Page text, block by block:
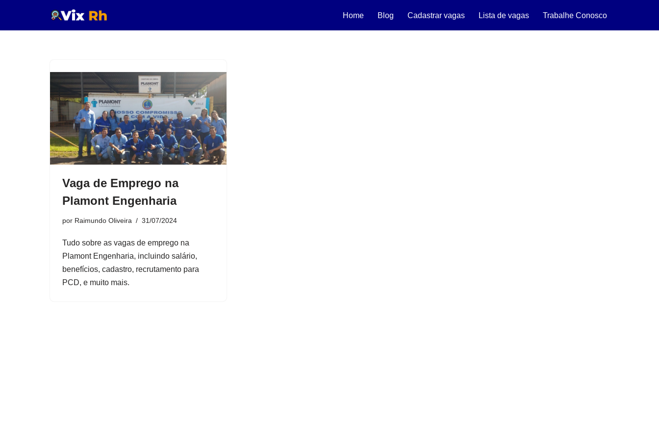
Home Blog Cadastrar vagas Lista de vagas Trabalhe Conosco
Vaga de Emprego na
Plamont Engenharia
por Raimundo Oliveira 31/07/2024
Tudo sobre as vagas de emprego na
Plamont Engenharia, incluindo salário,
benefícios, cadastro, recrutamento para
PCD, e muito mais.